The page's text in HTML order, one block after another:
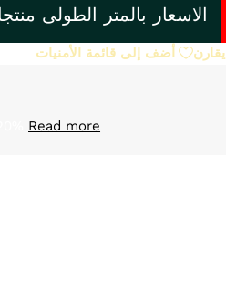
الاسعار بالمتر الطولى
يقارن أضف إلى قائمة الأمنيات
Read more